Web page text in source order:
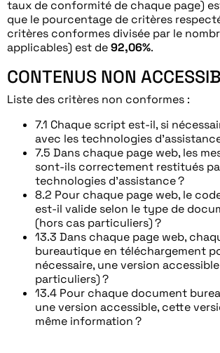
taux de conformité de chaque page)
que le pourcentage de critères
critères conformes divisée par le
applicables) est de92,06%.
CONTENUS NON
Liste des critères non conformes :
7.1 Chaque script est-il, si
avec les technologies
7.5 Dans chaque page web, les
sont-ils correctement restitués
technologies d’assistance ?
8.2 Pour chaque page web, le
est-il valide selon le type de
(hors cas particuliers) ?
13.3 Dans chaque page web,
bureautique en téléchargement
nécessaire, une version
particuliers) ?
13.4 Pour chaque document
une version accessible, cette
même information ?